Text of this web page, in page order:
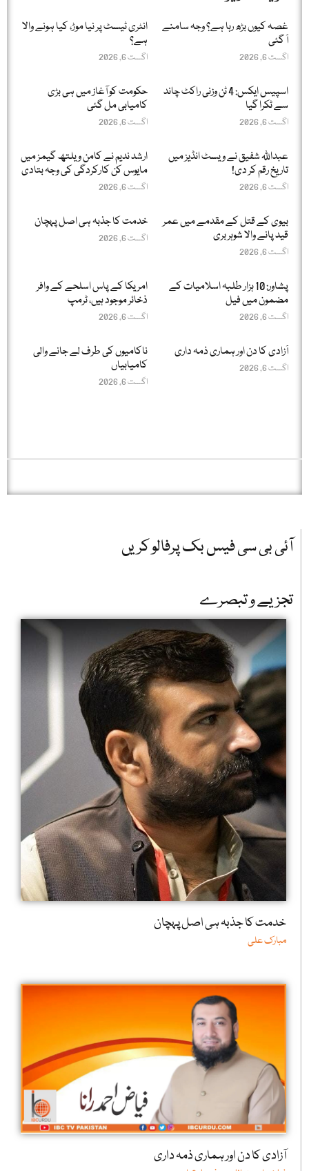
غصہ کیوں بڑھ رہا ہے؟ وجہ سامنے
آ گئی
اگست 6, 2026
انٹری ٹیسٹ پر نیا موڑ، کیا ہونے والا
ہے؟
اگست 6, 2026
اسپیس ایکس: 4 ٹن وزنی راکٹ چاند
سے ٹکرا گیا
اگست 6, 2026
حکومت کو آغاز میں ہی بڑی
کامیابی مل گئی
اگست 6, 2026
عبداللّٰہ شفیق نے ویسٹ انڈیز میں
تاریخ رقم کر دی!
اگست 6, 2026
ارشد ندیم نے کامن ویلتھ گیمز میں
مایوس کن کارکردگی کی وجہ بتادی
اگست 6, 2026
بیوی کے قتل کے مقدمے میں عمر
قید پانے والا شوہر بری
اگست 6, 2026
خدمت کا جذبہ ہی اصل پہچان
اگست 6, 2026
پشاور: 10 ہزار طلبہ اسلامیات کے
مضمون میں فیل
اگست 6, 2026
امریکا کے پاس اسلحے کے وافر
ذخائر موجود ہیں، ٹرمپ
اگست 6, 2026
آزادی کا دن اور ہماری ذمہ داری
اگست 6, 2026
ناکامیوں کی طرف لے جانے والی
کامیابیاں
اگست 6, 2026
آئی بی سی فیس بک پرفالو کریں
تجزیے و تبصرے
خدمت کا جذبہ ہی اصل پہچان
مبارک علی
آزادی کا دن اور ہماری ذمہ داری